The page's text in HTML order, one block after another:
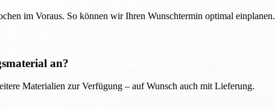
im Voraus. So können wir Ihren Wunschtermin optimal einplanen.
an?
Materialien zur Verfügung – auf Wunsch auch mit Lieferung.